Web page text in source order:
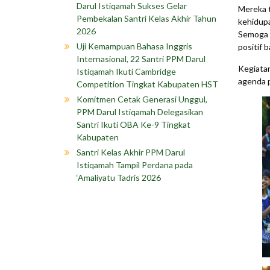
Mereka
positif
agenda
Darul Istiqamah Sukses Gelar
Pembekalan Santri Kelas Akhir Tahun
2026
Uji Kemampuan Bahasa Inggris
Internasional, 22 Santri PPM Darul
Istiqamah Ikuti Cambridge
Competition Tingkat Kabupaten HST
Komitmen Cetak Generasi Unggul,
PPM Darul Istiqamah Delegasikan
Santri Ikuti OBA Ke-9 Tingkat
Kabupaten
Santri Kelas Akhir PPM Darul
Istiqamah Tampil Perdana pada
‘Amaliyatu Tadris 2026